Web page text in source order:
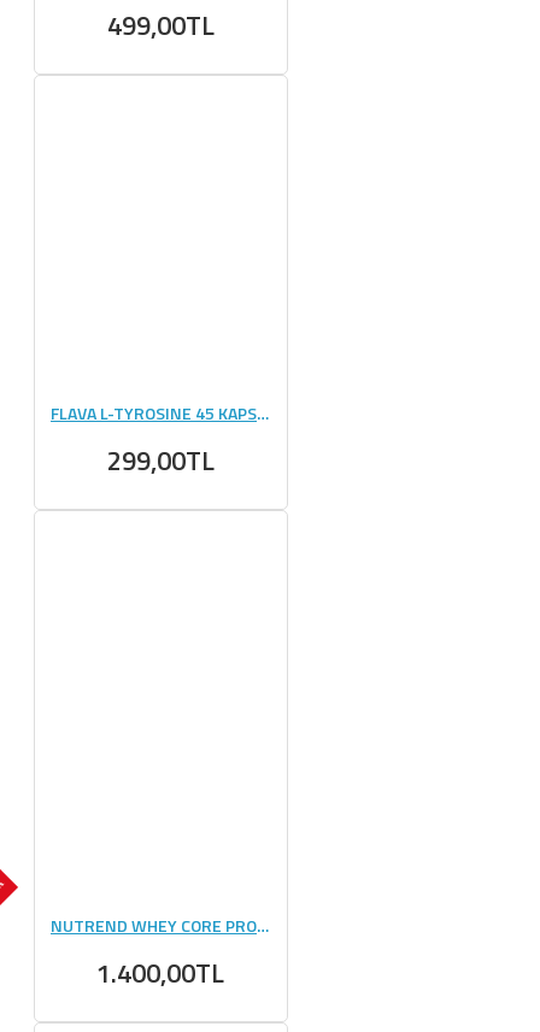
499,00TL
FLAVA L-TYROSINE 45 KAPSÜL
299,00TL
NUTREND WHEY CORE PROTEİN 900 GR
1.400,00TL